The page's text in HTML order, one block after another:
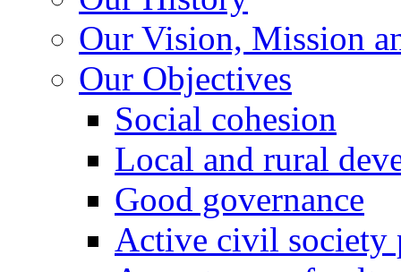
Our Vision, Mission
Our Objectives
Social cohesion
Local and rural
Good governance
Active civil society